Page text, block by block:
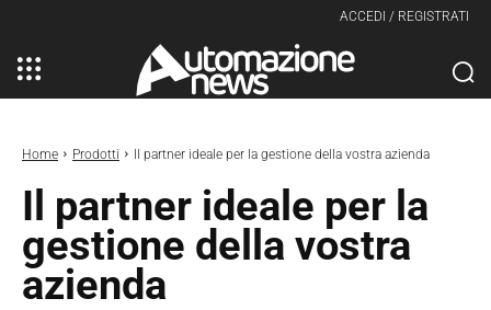
ACCEDI / REGISTRATI
Home Prodotti Il partner ideale per la gestione della vostra azienda
Il partner ideale per la
gestione della vostra
azienda